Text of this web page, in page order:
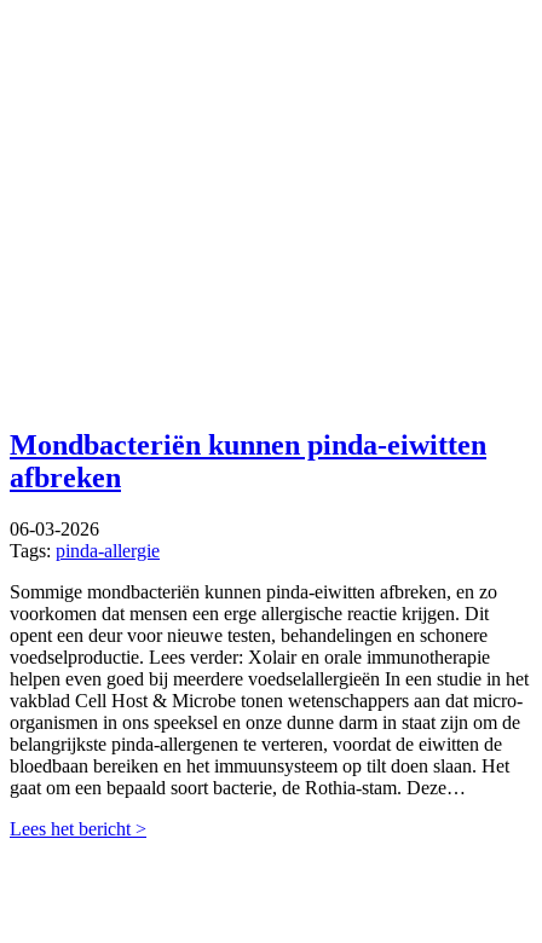
Mondbacteriën kunnen pinda-eiwitten
afbreken
06-03-2026
Tags: pinda-allergie
Sommige mondbacteriën kunnen pinda-eiwitten afbreken, en zo
voorkomen dat mensen een erge allergische reactie krijgen. Dit
opent een deur voor nieuwe testen, behandelingen en schonere
voedselproductie. Lees verder: Xolair en orale immunotherapie
helpen even goed bij meerdere voedselallergieën In een studie in het
vakblad Cell Host & Microbe tonen wetenschappers aan dat micro-
organismen in ons speeksel en onze dunne darm in staat zijn om de
belangrijkste pinda-allergenen te verteren, voordat de eiwitten de
bloedbaan bereiken en het immuunsysteem op tilt doen slaan. Het
gaat om een bepaald soort bacterie, de Rothia-stam. Deze…
Lees het bericht >